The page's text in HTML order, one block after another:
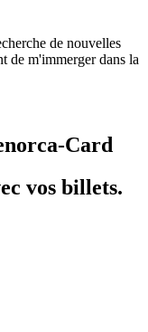
de nouvelles
de m'immerger dans la
Card
vos billets.